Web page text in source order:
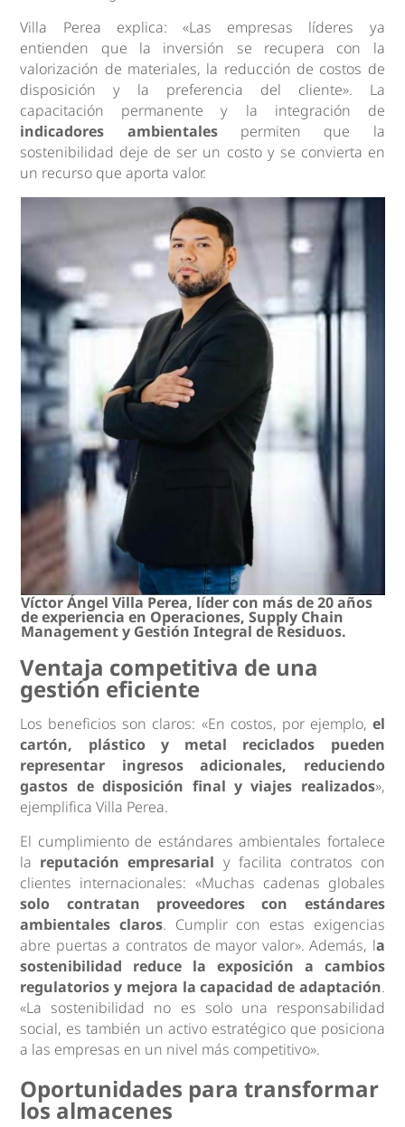
Villa Perea explica: «Las empresas líderes ya
entienden que la inversión se recupera con la
valorización de materiales, la reducción de costos de
disposición y la preferencia del cliente». La
capacitación permanente y la integración de
indicadores ambientalespermiten que la
sostenibilidad deje de ser un costo y se convierta en
un recurso que aporta valor.
Víctor Ángel Villa Perea, líder con más de 20 años
de experiencia en Operaciones, Supply Chain
Management y Gestión Integral de Residuos.
Ventaja competitiva de una
gestión eficiente
Los beneficios son claros: «En costos, por ejemplo, el
cartón, plástico y metal reciclados pueden
representar ingresos adicionales, reduciendo
gastos de disposición final y viajes realizados»,
ejemplifica Villa Perea.
El cumplimiento de estándares ambientales fortalece
la reputación empresarial y facilita contratos con
clientes internacionales: «Muchas cadenas globales
solo contratan proveedores con estándares
ambientales claros. Cumplir con estas exigencias
abre puertas a contratos de mayor valor». Además, la
sostenibilidad reduce la exposición a cambios
regulatorios y mejora la capacidad de adaptación.
«La sostenibilidad no es solo una responsabilidad
social, es también un activo estratégico que posiciona
a las empresas en un nivel más competitivo».
Oportunidades para transformar
los almacenes